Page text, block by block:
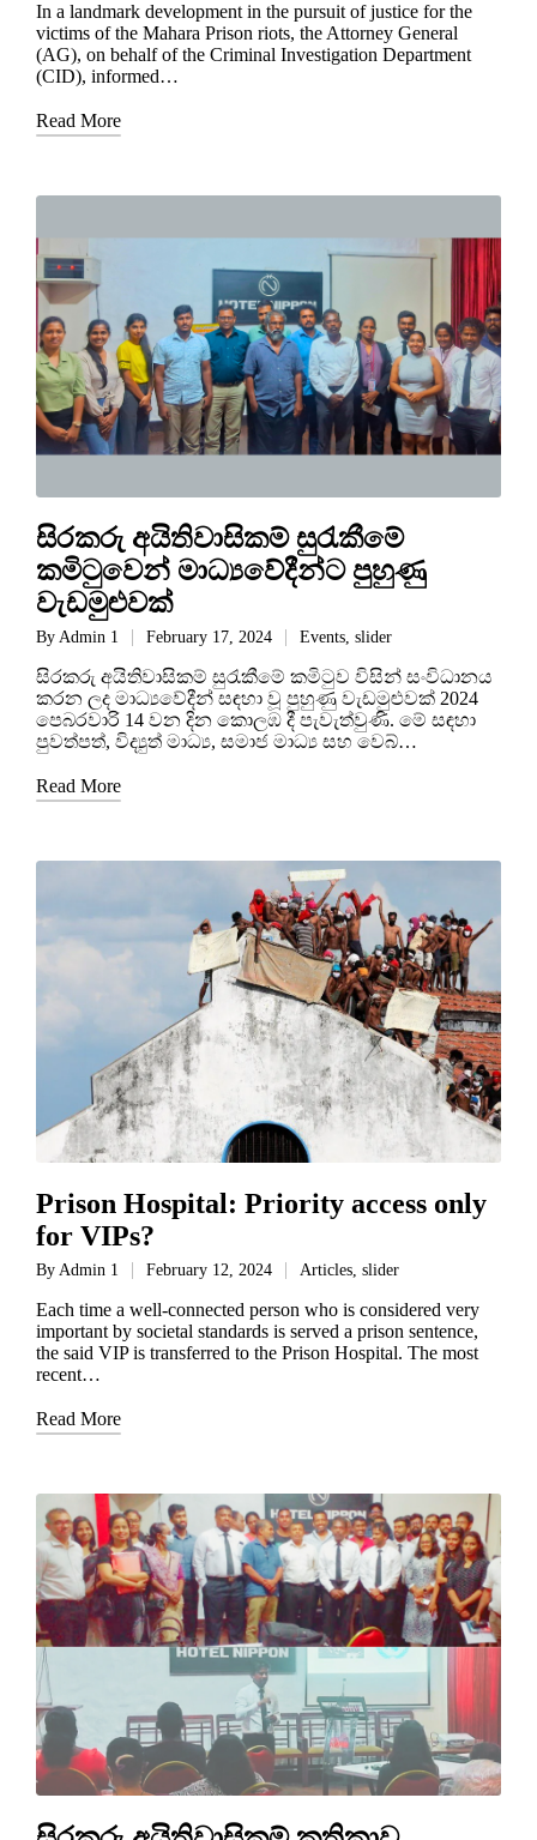
In a landmark development in the pursuit of justice for the
victims of the Mahara Prison riots, the Attorney General
(AG), on behalf of the Criminal Investigation Department
(CID), informed…
Read More
සිරකරු අයිතිවාසිකම් සුරැකීමේ
කමිටුවෙන් මාධ්‍යවේදීන්ට පුහුණු
වැඩමුළුවක්
By Admin 1 February 17, 2024 Events, slider
සිරකරු අයිතිවාසිකම් සුරැකීමේ කමිටුව විසින් සංවිධානය
කරන ලද මාධ්‍යවේදීන් සඳහා වූ පුහුණු වැඩමුළුවක් 2024
පෙබරවාරි 14 වන දින කොලඹ දී පැවැත්වුණි. මේ සඳහා
පුවත්පත්, විද්‍යුත් මාධ්‍ය, සමාජ මාධ්‍ය සහ වෙබ්…
Read More
Prison Hospital: Priority access only
for VIPs?
By Admin 1 February 12, 2024 Articles, slider
Each time a well-connected person who is considered very
important by societal standards is served a prison sentence,
the said VIP is transferred to the Prison Hospital. The most
recent…
Read More